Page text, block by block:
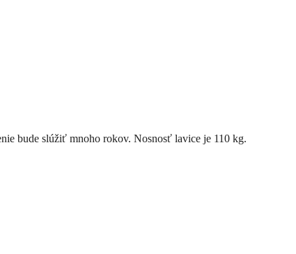
bude slúžiť mnoho rokov. Nosnosť lavice je 110 kg.